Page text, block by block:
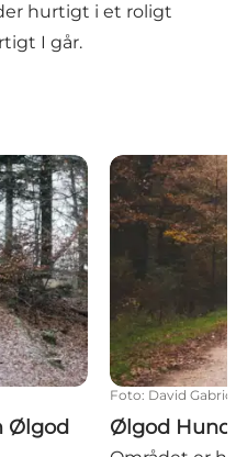
hurtigt i et roligt
I går.
Byskov
Ølgod
Ølgod
Foto: David Gabric
Ølgod